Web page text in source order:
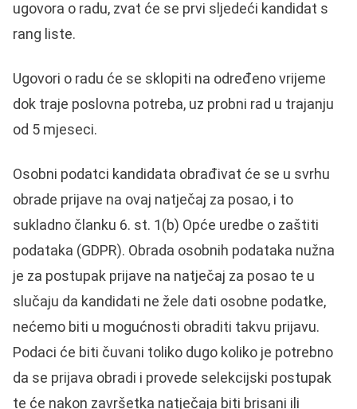
ugovora o radu, zvat će se prvi sljedeći kandidat s
rang liste.
Ugovori o radu će se sklopiti na određeno vrijeme
dok traje poslovna potreba, uz probni rad u trajanju
od 5 mjeseci.
Osobni podatci kandidata obrađivat će se u svrhu
obrade prijave na ovaj natječaj za posao, i to
sukladno članku 6. st. 1(b) Opće uredbe o zaštiti
podataka (GDPR). Obrada osobnih podataka nužna
je za postupak prijave na natječaj za posao te u
slučaju da kandidati ne žele dati osobne podatke,
nećemo biti u mogućnosti obraditi takvu prijavu.
Podaci će biti čuvani toliko dugo koliko je potrebno
da se prijava obradi i provede selekcijski postupak
te će nakon završetka natječaja biti brisani ili